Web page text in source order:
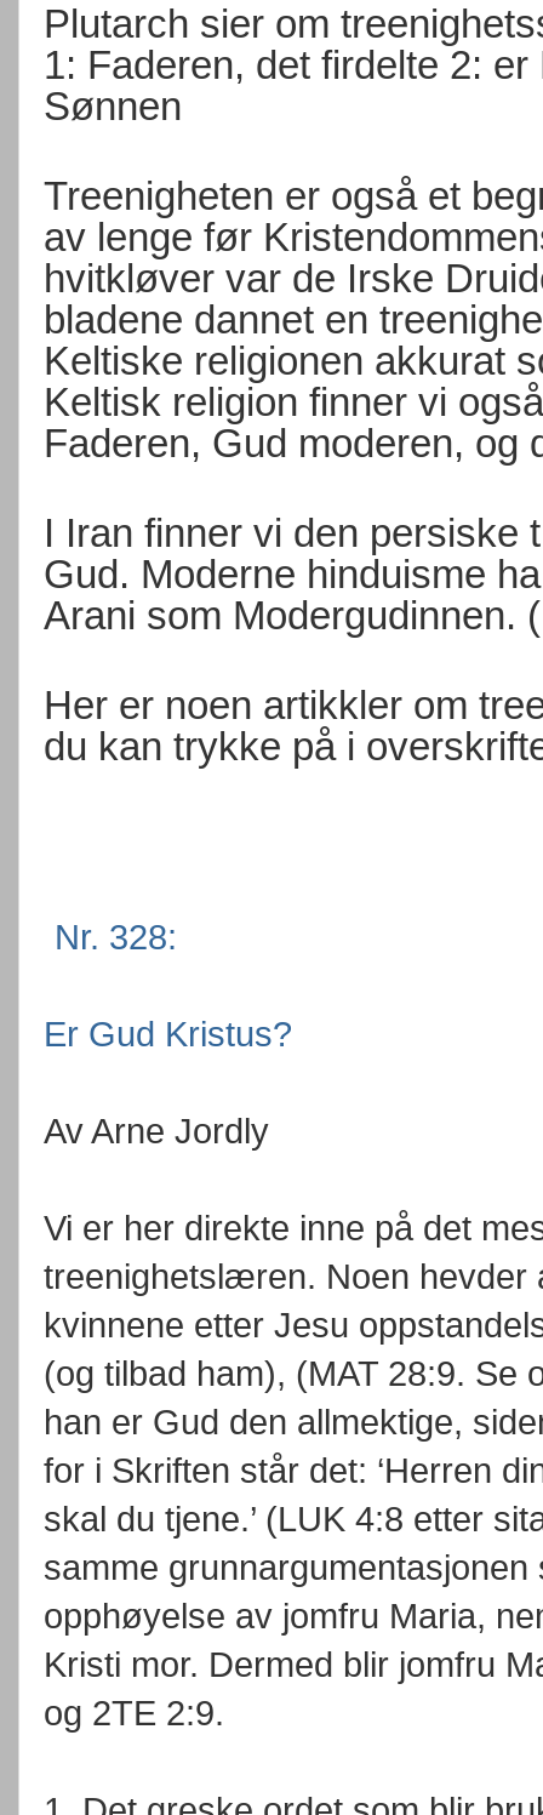
Plutarch sier om
1: Faderen, det firdelte 2:
Sønnen
Treenigheten er også et
av lenge før
hvitkløver var de Irske
bladene dannet en
Keltiske religionen akkurat
Keltisk religion finner vi
Faderen, Gud moderen, og
I Iran finner vi den persiske
Gud. Moderne hinduisme
Arani som Modergudinnen.
Her er noen artikkler om
du kan trykke på i
Nr. 328:
Er Gud Kristus?
Av Arne Jordly
Vi er her direkte inne på det
treenighetslæren. Noen hevder
kvinnene etter Jesu
(og tilbad ham), (MAT 28:9. Se
han er Gud den allmektige,
for i Skriften står det: ‘Herren
skal du tjene.’ (LUK 4:8 etter
samme
opphøyelse av jomfru Maria,
Kristi mor. Dermed blir jomfru
og 2TE 2:9.